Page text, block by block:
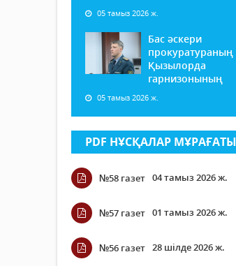
05 тамыз 2026 ж.
Бас әскери
прокуратураның
Қызылорда
гарнизонының
05 тамыз 2026 ж.
PDF НҰСҚАЛАР МҰРАҒАТЫ
№58 газет 04 тамыз 2026 ж.
№57 газет 01 тамыз 2026 ж.
№56 газет 28 шілде 2026 ж.